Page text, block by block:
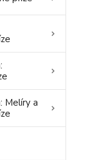
Melíry a